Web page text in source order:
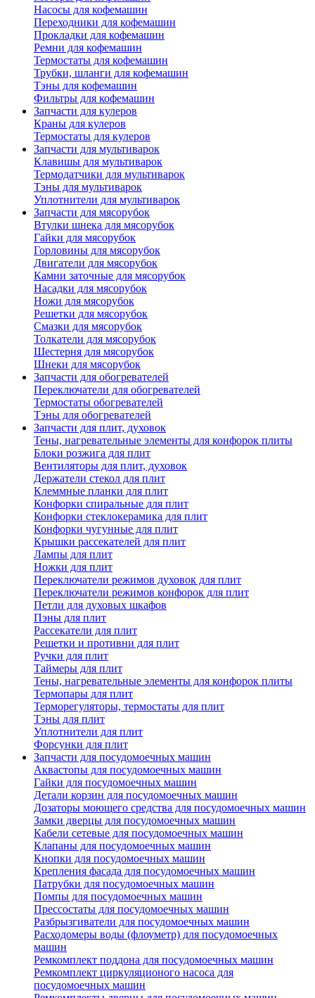
Насосы для кофемашин
Переходники для кофемашин
Прокладки для кофемашин
Ремни для кофемашин
Термостаты для кофемашин
Трубки, шланги для кофемашин
Тэны для кофемашин
Фильтры для кофемашин
Запчасти для кулеров
Краны для кулеров
Термостаты для кулеров
Запчасти для мультиварок
Клавишы для мультиварок
Термодатчики для мультиварок
Тэны для мультиварок
Уплотнители для мультиварок
Запчасти для мясорубок
Втулки шнека для мясорубок
Гайки для мясорубок
Горловины для мясорубок
Двигатели для мясорубок
Камни заточные для мясорубок
Насадки для мясорубок
Ножи для мясорубок
Решетки для мясорубок
Смазки для мясорубок
Толкатели для мясорубок
Шестерня для мясорубок
Шнеки для мясорубок
Запчасти для обогревателей
Переключатели для обогревателей
Термостаты обогревателей
Тэны для обогревателей
Запчасти для плит, духовок
Тены, нагревательные элементы для конфорок плиты
Блоки розжига для плит
Вентиляторы для плит, духовок
Держатели стекол для плит
Клеммные планки для плит
Конфорки спиральные для плит
Конфорки стеклокерамика для плит
Конфорки чугунные для плит
Крышки рассекателей для плит
Лампы для плит
Ножки для плит
Переключатели режимов духовок для плит
Переключатели режимов конфорок для плит
Петли для духовых шкафов
Пэны для плит
Рассекатели для плит
Решетки и противни для плит
Ручки для плит
Таймеры для плит
Тены, нагревательные элементы для конфорок плиты
Термопары для плит
Терморегуляторы, термостаты для плит
Тэны для плит
Уплотнители для плит
Форсунки для плит
Запчасти для посудомоечных машин
Аквастопы для посудомоечных машин
Гайки для посудомоечных машин
Детали корзин для посудомоечных машин
Дозаторы моющего средства для посудомоечных машин
Замки дверцы для посудомоечных машин
Кабели сетевые для посудомоечных машин
Клапаны для посудомоечных машин
Кнопки для посудомоечных машин
Крепления фасада для посудомоечных машин
Патрубки для посудомоечных машин
Помпы для посудомоечных машин
Прессостаты для посудомоечных машин
Разбрызгиватели для посудомоечных машин
Расходомеры воды (флоуметр) для посудомоечных
машин
Ремкомплект поддона для посудомоечных машин
Ремкомплект циркуляционого насоса для
посудомоечных машин